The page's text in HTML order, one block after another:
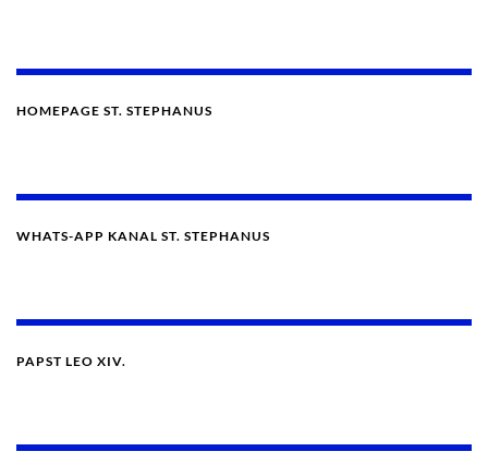
HOMEPAGE ST. STEPHANUS
WHATS-APP KANAL ST. STEPHANUS
PAPST LEO XIV.